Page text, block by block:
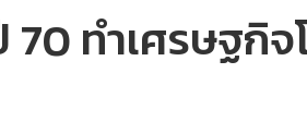
ทำเศรษฐกิ